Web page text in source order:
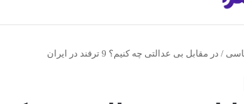
/ در مقابل بی عدالتی چه کنیم؟ 9 ترفند در ایران